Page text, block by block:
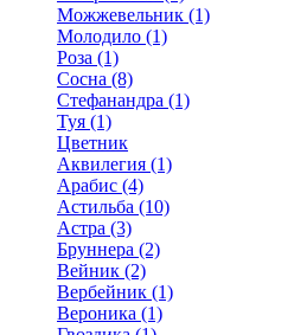
Можжевельник (1)
Молодило (1)
Роза (1)
Сосна (8)
Стефанандра (1)
Туя (1)
Цветник
Аквилегия (1)
Арабис (4)
Астильба (10)
Астра (3)
Бруннера (2)
Вейник (2)
Вербейник (1)
Вероника (1)